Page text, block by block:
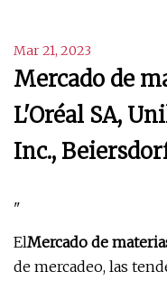
Mar 21, 2023
Mercado de
L'Oréal SA,
Inc.,
"
ElMercado de
de mercadeo, las